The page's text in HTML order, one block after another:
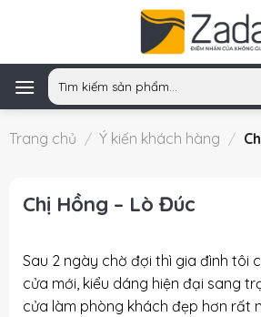
Tìm
kiếm:
Trang chủ / Ý kiến khách hàng /
Chị Hồng – Lò Đúc
Sau 2 ngày chờ đợi thì gia đình tôi
cửa mới, kiểu dáng hiện đại sang
cửa làm phòng khách đẹp hơn rất